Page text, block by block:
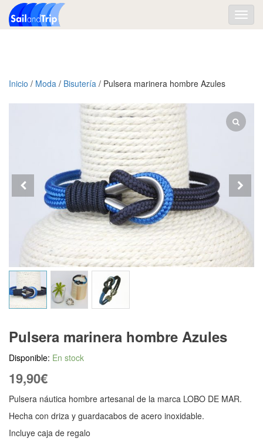
Inicio / Moda / Bisutería / Pulsera marinera hombre Azules
Pulsera marinera hombre Azules
Disponible: En stock
19,90€
Pulsera náutica hombre artesanal de la marca LOBO DE MAR.
Hecha con driza y guardacabos de acero inoxidable.
Incluye caja de regalo